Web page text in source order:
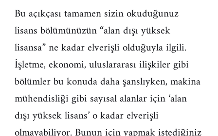
Bu açıkçası tamamen sizin okuduğunuz
lisans bölümünüzün “alan dışı yüksek
lisansa” ne kadar elverişli olduğuyla ilgili.
İşletme, ekonomi, uluslararası ilişkiler gibi
bölümler bu konuda daha şanslıyken, makina
mühendisliği gibi sayısal alanlar için ‘alan
dışı yüksek lisans’ o kadar elverişli